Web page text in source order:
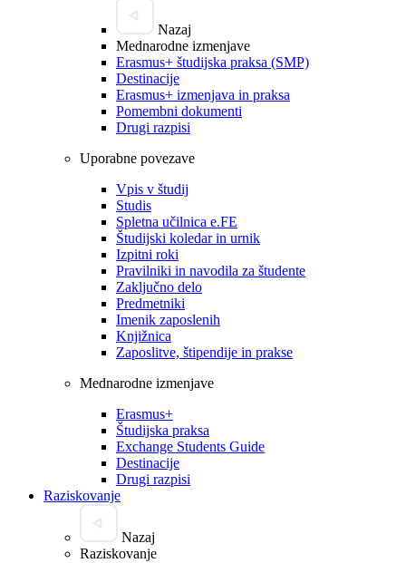
Nazaj
Mednarodne izmenjave
Erasmus+ študijska praksa (SMP)
Destinacije
Erasmus+ izmenjava in praksa
Pomembni dokumenti
Drugi razpisi
Uporabne povezave
Vpis v študij
Studis
Spletna učilnica e.FE
Študijski koledar in urnik
Izpitni roki
Pravilniki in navodila za študente
Zaključno delo
Predmetniki
Imenik zaposlenih
Knjižnica
Zaposlitve, štipendije in prakse
Mednarodne izmenjave
Erasmus+
Študijska praksa
Exchange Students Guide
Destinacije
Drugi razpisi
Raziskovanje
Nazaj
Raziskovanje